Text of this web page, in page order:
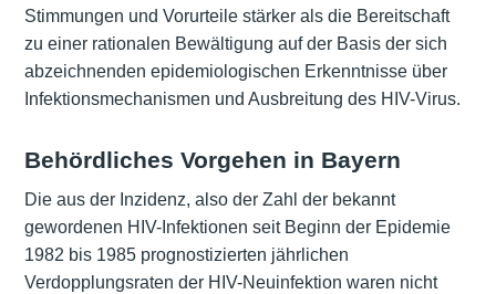
Stimmungen und Vorurteile stärker als die Bereitschaft
zu einer rationalen Bewältigung auf der Basis der sich
abzeichnenden epidemiologischen Erkenntnisse über
Infektionsmechanismen und Ausbreitung des HIV-Virus.
Behördliches Vorgehen in Bayern
Die aus der Inzidenz, also der Zahl der bekannt
gewordenen HIV-Infektionen seit Beginn der Epidemie
1982 bis 1985 prognostizierten jährlichen
Verdopplungsraten der HIV-Neuinfektion waren nicht